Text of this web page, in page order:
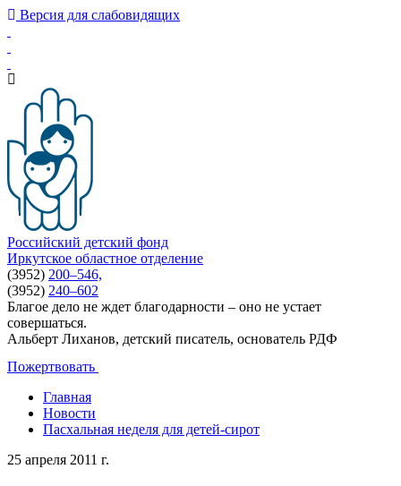
Версия для слабовидящих
Российский детский фонд
Иркутское областное отделение
(3952) 200–546,
(3952) 240–602
Благое дело не ждет благодарности – оно не устает
совершаться.
Альберт Лиханов, детский писатель, основатель РДФ
Пожертвовать
Главная
Новости
Пасхальная неделя для детей-сирот
25 апреля 2011 г.